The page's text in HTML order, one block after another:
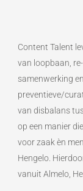
Content Talent
van loopbaan,
samenwerking
preventieve/
van disbalans
op een manier
voor zaak èn
Hengelo.
vanuit Almelo,